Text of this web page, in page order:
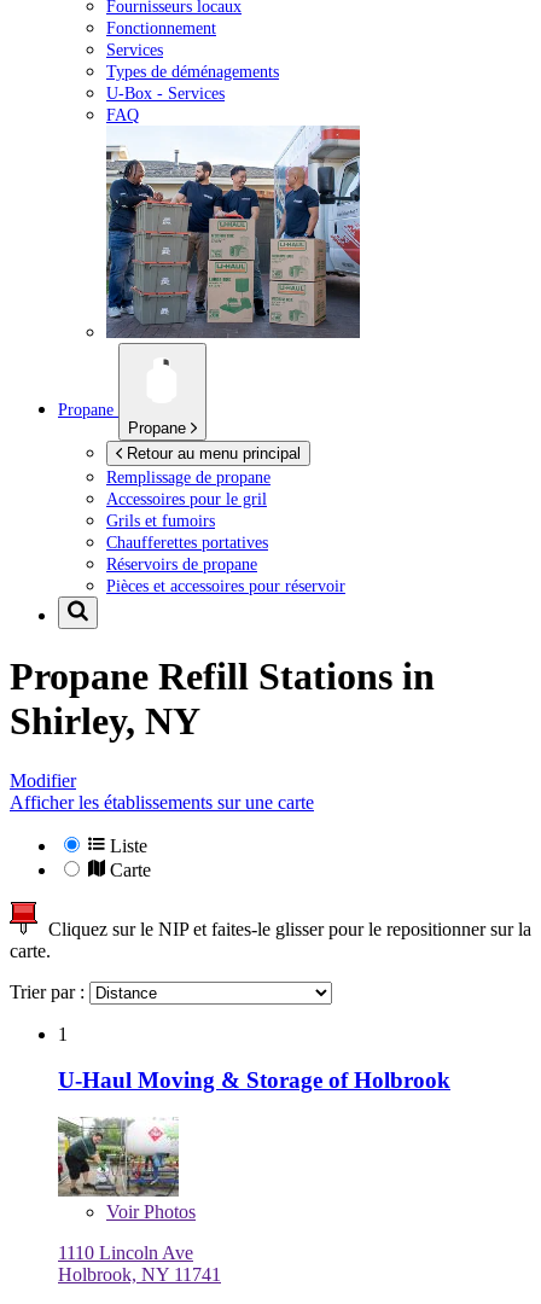
Fournisseurs locaux
Fonctionnement
Services
Types de déménagements
U-Box - Services
FAQ
Propane
Propane
Retour au menu principal
Remplissage de propane
Accessoires pour le gril
Grils et fumoirs
Chaufferettes portatives
Réservoirs de propane
Pièces et accessoires pour réservoir
Propane Refill Stations in
Shirley, NY
Modifier
Afficher les établissements sur une carte
Liste
Carte
Cliquez sur le NIP et faites-le glisser pour le repositionner sur la
carte.
Trier par :
1
U-Haul Moving & Storage of Holbrook
VoirPhotos
1110 Lincoln Ave
Holbrook, NY 11741